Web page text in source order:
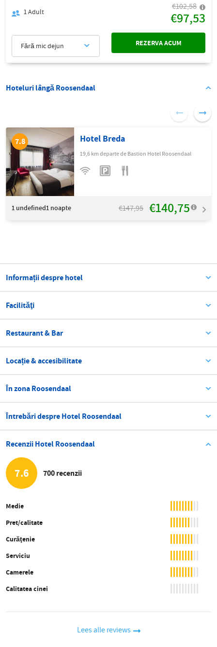
1Adult
€102,58
€97,53
Fără mic dejun REZERVA ACUM
Hoteluri lângă Roosendaal
7.8 Hotel Breda
19,6 km departe de Bastion Hotel Roosendaal
1 undefined1 noapte €147,95 €140,75
Informații despre hotel
Facilităţi
Restaurant & Bar
Locație & accesibilitate
În zona Roosendaal
Întrebări despre Hotel Roosendaal
Recenzii Hotel Roosendaal
7.6 700 recenzii
Medie
Pret/calitate
Curăţenie
Serviciu
Camerele
Calitatea cinei
Lees alle reviews